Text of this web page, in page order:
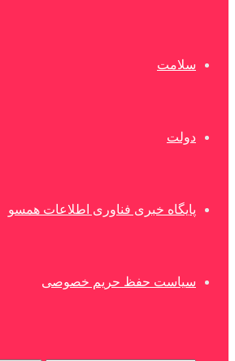
سلامت
دولت
پایگاه خبری فناوری اطلاعات همسو
سیاست حفظ حریم خصوصی